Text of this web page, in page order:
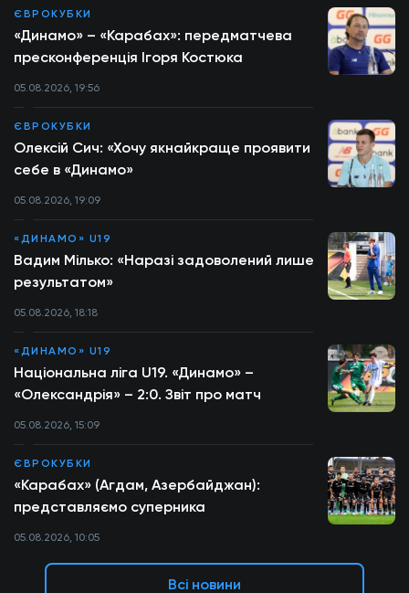
ЄВРОКУБКИ
«Динамо» – «Карабах»: передматчева
пресконференція Ігоря Костюка
05.08.2026, 19:56
ЄВРОКУБКИ
Олексій Сич: «Хочу якнайкраще проявити
себе в «Динамо»
05.08.2026, 19:09
«ДИНАМО» U19
Вадим Мілько: «Наразі задоволений лише
результатом»
05.08.2026, 18:18
«ДИНАМО» U19
Національна ліга U19. «Динамо» –
«Олександрія» – 2:0. Звіт про матч
05.08.2026, 15:09
ЄВРОКУБКИ
«Карабах» (Агдам, Азербайджан):
представляємо суперника
05.08.2026, 10:05
Всі новини